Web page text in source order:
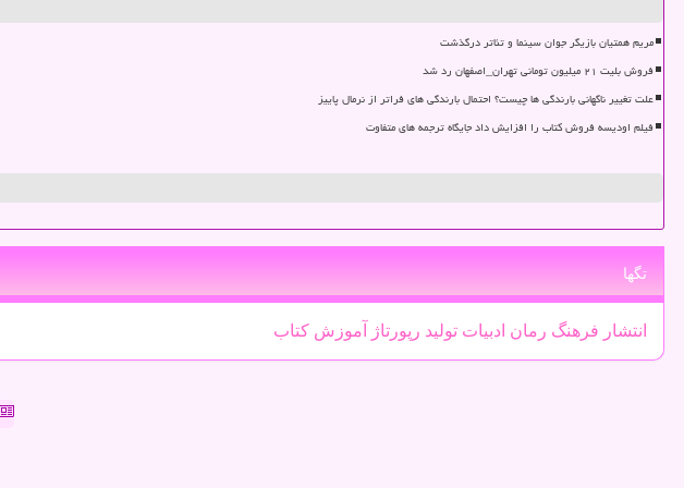
مریم همتیان بازیگر جوان سینما و تئاتر درگذشت
فروش بلیت ۲۱ میلیون تومانی تهران_اصفهان رد شد
علت تغییر ناگهانی بارندگی ها چیست؟ احتمال بارندگی های فراتر از نرمال پاییز
فیلم اودیسه فروش کتاب را افزایش داد جایگاه ترجمه های متفاوت
تگها
انتشار فرهنگ رمان ادبیات تولید رپورتاژ آموزش كتاب